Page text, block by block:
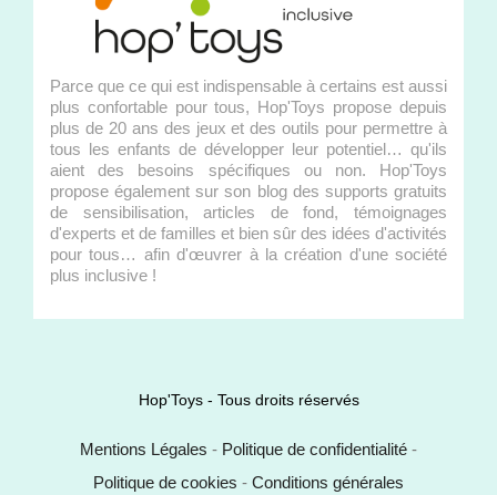
Parce que ce qui est indispensable à certains est aussi
plus confortable pour tous, Hop'Toys propose depuis
plus de 20 ans des jeux et des outils pour permettre à
tous les enfants de développer leur potentiel… qu'ils
aient des besoins spécifiques ou non. Hop'Toys
propose également sur son blog des supports gratuits
de sensibilisation, articles de fond, témoignages
d'experts et de familles et bien sûr des idées d'activités
pour tous… afin d'œuvrer à la création d'une société
plus inclusive !
Hop'Toys - Tous droits réservés
Mentions Légales - Politique de confidentialité -
Politique de cookies - Conditions générales